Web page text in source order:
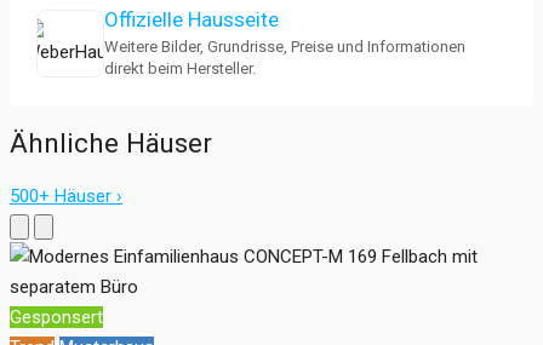
Offizielle Hausseite
Weitere Bilder, Grundrisse, Preise und Informationen
direkt beim Hersteller.
Ähnliche Häuser
500+ Häuser ›
Gesponsert